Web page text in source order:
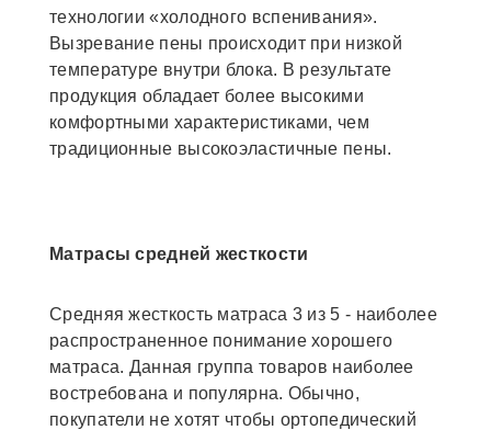
технологии «холодного вспенивания».
Вызревание пены происходит при низкой
температуре внутри блока. В результате
продукция обладает более высокими
комфортными характеристиками, чем
традиционные высокоэластичные пены.
Матрасы средней жесткости
Средняя жесткость матраса 3 из 5 - наиболее
распространенное понимание хорошего
матраса. Данная группа товаров наиболее
востребована и популярна. Обычно,
покупатели не хотят чтобы ортопедический